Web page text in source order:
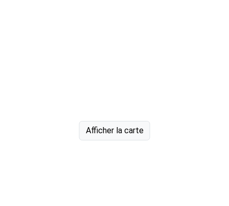
Afficher la carte